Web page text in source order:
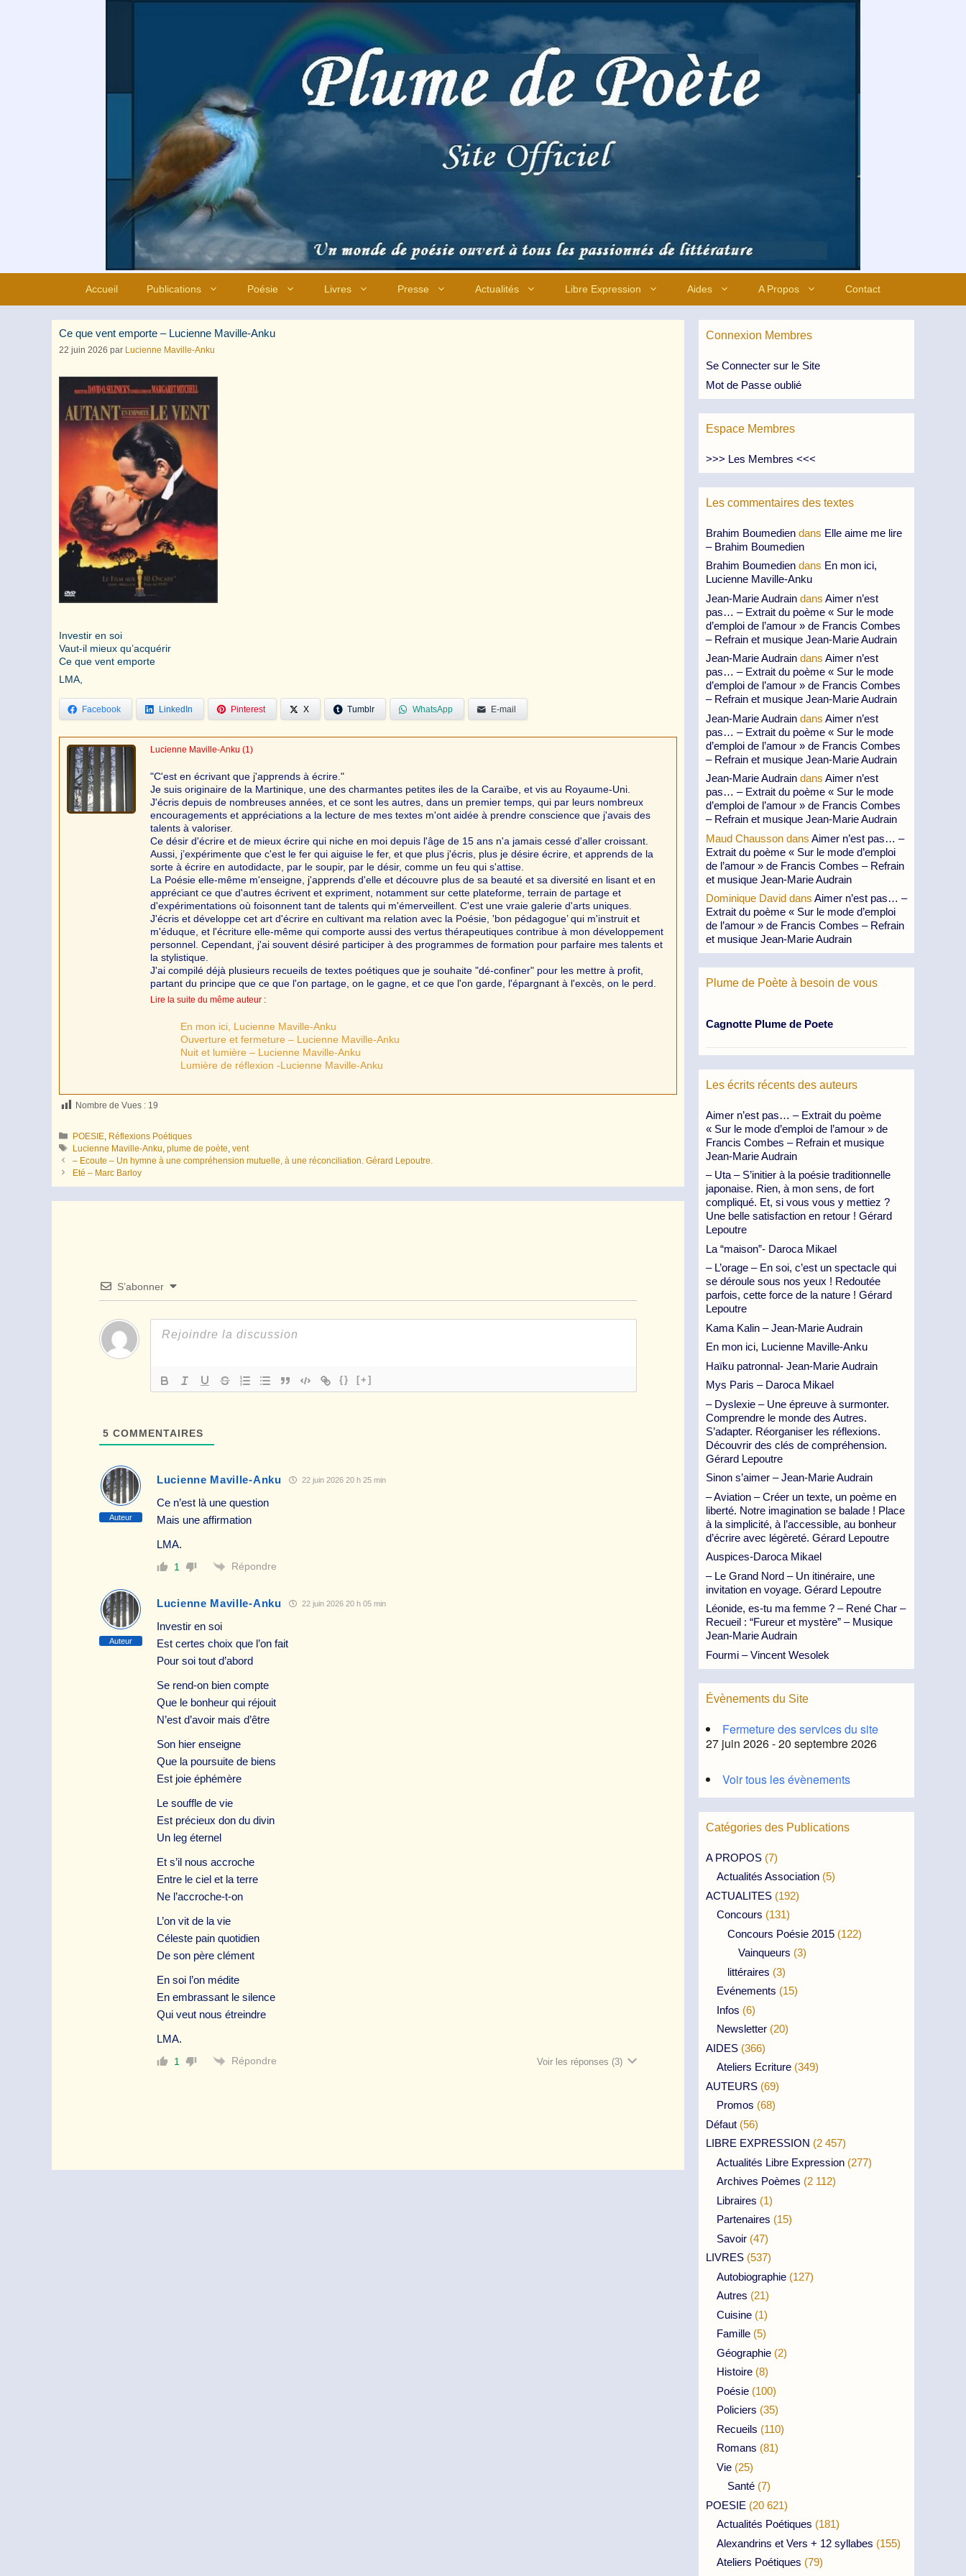
Accueil Publications Poésie Livres Presse Actualités Libre Expression Aides A Propos Contact
Ce que vent emporte – Lucienne Maville-Anku
22 juin 2026 par Lucienne Maville-Anku
Investir en soi
Vaut-il mieux qu’acquérir
Ce que vent emporte
LMA,
Facebook LinkedIn Pinterest X Tumblr WhatsApp E-mail
Lucienne Maville-Anku (1)
"C'est en écrivant que j'apprends à écrire."
Je suis originaire de la Martinique, une des charmantes petites iles de la Caraïbe, et vis au Royaume-Uni.
J'écris depuis de nombreuses années, et ce sont les autres, dans un premier temps, qui par leurs nombreux
encouragements et appréciations a la lecture de mes textes m'ont aidée à prendre conscience que j'avais des
talents à valoriser.
Ce désir d'écrire et de mieux écrire qui niche en moi depuis l'âge de 15 ans n'a jamais cessé d'aller croissant.
Aussi, j’expérimente que c'est le fer qui aiguise le fer, et que plus j'écris, plus je désire écrire, et apprends de la
sorte à écrire en autodidacte, par le soupir, par le désir, comme un feu qui s'attise.
La Poésie elle-même m'enseigne, j'apprends d'elle et découvre plus de sa beauté et sa diversité en lisant et en
appréciant ce que d'autres écrivent et expriment, notamment sur cette plateforme, terrain de partage et
d'expérimentations où foisonnent tant de talents qui m'émerveillent. C'est une vraie galerie d'arts uniques.
J'écris et développe cet art d'écrire en cultivant ma relation avec la Poésie, 'bon pédagogue’ qui m'instruit et
m'éduque, et l'écriture elle-même qui comporte aussi des vertus thérapeutiques contribue à mon développement
personnel. Cependant, j'ai souvent désiré participer à des programmes de formation pour parfaire mes talents et
la stylistique.
J'ai compilé déjà plusieurs recueils de textes poétiques que je souhaite "dé-confiner" pour les mettre à profit,
partant du principe que ce que l'on partage, on le gagne, et ce que l'on garde, l'épargnant à l'excès, on le perd.
Lire la suite du même auteur :
En mon ici, Lucienne Maville-Anku
Ouverture et fermeture – Lucienne Maville-Anku
Nuit et lumière – Lucienne Maville-Anku
Lumière de réflexion -Lucienne Maville-Anku
Nombre de Vues : 19
Catégories
POESIE Réflexions Poétiques
Étiquettes
Lucienne Maville-Anku ,plume de poète ,vent
– Ecoute – Un hymne à une compréhension mutuelle, à une réconciliation. Gérard Lepoutre.
Eté – Marc Barloy
S’abonner
{} [+]
5 COMMENTAIRES
Auteur
Lucienne Maville-Anku 22 juin 2026 20 h 25 min
Ce n’est là une question
Mais une affirmation
LMA.
1 Répondre
Auteur
Lucienne Maville-Anku 22 juin 2026 20 h 05 min
Investir en soi
Est certes choix que l’on fait
Pour soi tout d’abord
Se rend-on bien compte
Que le bonheur qui réjouit
N’est d’avoir mais d’être
Son hier enseigne
Que la poursuite de biens
Est joie éphémère
Le souffle de vie
Est précieux don du divin
Un leg éternel
Et s’il nous accroche
Entre le ciel et la terre
Ne l’accroche-t-on
L’on vit de la vie
Céleste pain quotidien
De son père clément
En soi l’on médite
En embrassant le silence
Qui veut nous étreindre
LMA.
1 Répondre Voir les réponses (3)
Connexion Membres
Se Connecter sur le Site
Mot de Passe oublié
Espace Membres
>>> Les Membres <<<
Les commentaires des textes
Brahim Boumedien dans Elle aime me lire
– Brahim Boumedien
Brahim Boumedien dans En mon ici,
Lucienne Maville-Anku
Jean-Marie Audrain dans Aimer n’est
pas… – Extrait du poème « Sur le mode
d’emploi de l’amour » de Francis Combes
– Refrain et musique Jean-Marie Audrain
Jean-Marie Audrain dans Aimer n’est
pas… – Extrait du poème « Sur le mode
d’emploi de l’amour » de Francis Combes
– Refrain et musique Jean-Marie Audrain
Jean-Marie Audrain dans Aimer n’est
pas… – Extrait du poème « Sur le mode
d’emploi de l’amour » de Francis Combes
– Refrain et musique Jean-Marie Audrain
Jean-Marie Audrain dans Aimer n’est
pas… – Extrait du poème « Sur le mode
d’emploi de l’amour » de Francis Combes
– Refrain et musique Jean-Marie Audrain
Maud Chausson dans Aimer n’est pas… –
Extrait du poème « Sur le mode d’emploi
de l’amour » de Francis Combes – Refrain
et musique Jean-Marie Audrain
Dominique David dans Aimer n’est pas… –
Extrait du poème « Sur le mode d’emploi
de l’amour » de Francis Combes – Refrain
et musique Jean-Marie Audrain
Plume de Poète à besoin de vous
Cagnotte Plume de Poete
Les écrits récents des auteurs
Aimer n’est pas… – Extrait du poème
« Sur le mode d’emploi de l’amour » de
Francis Combes – Refrain et musique
Jean-Marie Audrain
– Uta – S’initier à la poésie traditionnelle
japonaise. Rien, à mon sens, de fort
compliqué. Et, si vous vous y mettiez ?
Une belle satisfaction en retour ! Gérard
Lepoutre
La “maison”- Daroca Mikael
– L’orage – En soi, c’est un spectacle qui
se déroule sous nos yeux ! Redoutée
parfois, cette force de la nature ! Gérard
Lepoutre
Kama Kalin – Jean-Marie Audrain
En mon ici, Lucienne Maville-Anku
Haïku patronnal- Jean-Marie Audrain
Mys Paris – Daroca Mikael
– Dyslexie – Une épreuve à surmonter.
Comprendre le monde des Autres.
S’adapter. Réorganiser les réflexions.
Découvrir des clés de compréhension.
Gérard Lepoutre
Sinon s’aimer – Jean-Marie Audrain
– Aviation – Créer un texte, un poème en
liberté. Notre imagination se balade ! Place
à la simplicité, à l’accessible, au bonheur
d’écrire avec légèreté. Gérard Lepoutre
Auspices-Daroca Mikael
– Le Grand Nord – Un itinéraire, une
invitation en voyage. Gérard Lepoutre
Léonide, es-tu ma femme ? – René Char –
Recueil : “Fureur et mystère” – Musique
Jean-Marie Audrain
Fourmi – Vincent Wesolek
Évènements du Site
Fermeture des services du site
27 juin 2026 - 20 septembre 2026
Voir tous les évènements
Catégories des Publications
A PROPOS (7)
Actualités Association (5)
ACTUALITES (192)
Concours (131)
Concours Poésie 2015 (122)
Vainqueurs (3)
littéraires (3)
Evénements (15)
Infos (6)
Newsletter (20)
AIDES (366)
Ateliers Ecriture (349)
AUTEURS (69)
Promos (68)
Défaut (56)
LIBRE EXPRESSION (2 457)
Actualités Libre Expression (277)
Archives Poèmes (2 112)
Libraires (1)
Partenaires (15)
Savoir (47)
LIVRES (537)
Autobiographie (127)
Autres (21)
Cuisine (1)
Famille (5)
Géographie (2)
Histoire (8)
Poésie (100)
Policiers (35)
Recueils (110)
Romans (81)
Vie (25)
Santé (7)
POESIE (20 621)
Actualités Poétiques (181)
Alexandrins et Vers + 12 syllabes (155)
Ateliers Poétiques (79)